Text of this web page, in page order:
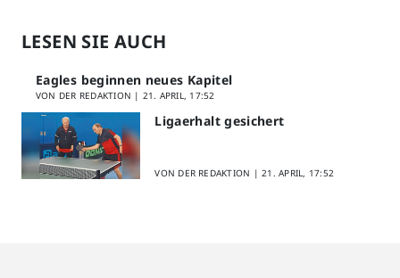
LESEN SIE AUCH
Eagles beginnen neues Kapitel
VON DER REDAKTION | 21. APRIL, 17:52
Ligaerhalt gesichert
VON DER REDAKTION |21. APRIL, 17:52